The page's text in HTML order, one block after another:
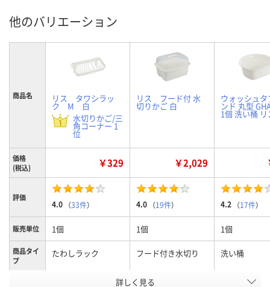
他のバリエーション
商品名 リス タワシラッ
ク M 白
水切りかご/三
角コーナー 1
位
リス フード付 水
切りかご 白
ウォッシュ
ンド 丸型
1個 洗い桶 リ
価格
(税込)
￥329 ￥2,029
評価
4.0 （33件） 4.0 （19件） 4.2 （17件）
販売単位 1個 1個 1個
商品タイ
プ
たわしラック フード付き水切り 洗い桶
3437122 9646406
詳しく見る